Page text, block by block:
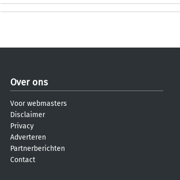
Over ons
Voor webmasters
Disclaimer
Privacy
Adverteren
Partnerberichten
Contact